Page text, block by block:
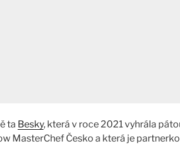
ta Besky, která v roce 2021 vyhrála
MasterChef Česko a která je